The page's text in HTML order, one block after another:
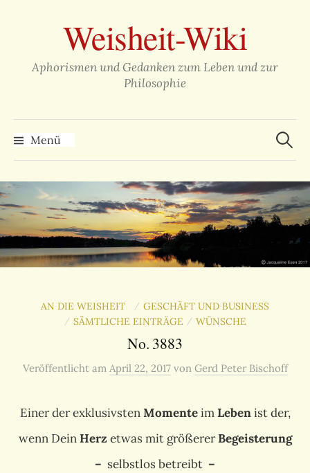
überspringenWeisheit-Wiki
Aphorismen und Gedanken zum Leben und zur
Philosophie
Menü
Suchen
nach:
AN DIE WEISHEIT / GESCHÄFT UND BUSINESS
/ SÄMTLICHE EINTRÄGE / WÜNSCHE
No. 3883
Veröffentlicht am April 22, 2017 von Gerd Peter Bischoff
Einer der exklusivstenMomenteimLebenist der,
wenn DeinHerz etwas mit größererBegeisterung
– selbstlos betreibt –